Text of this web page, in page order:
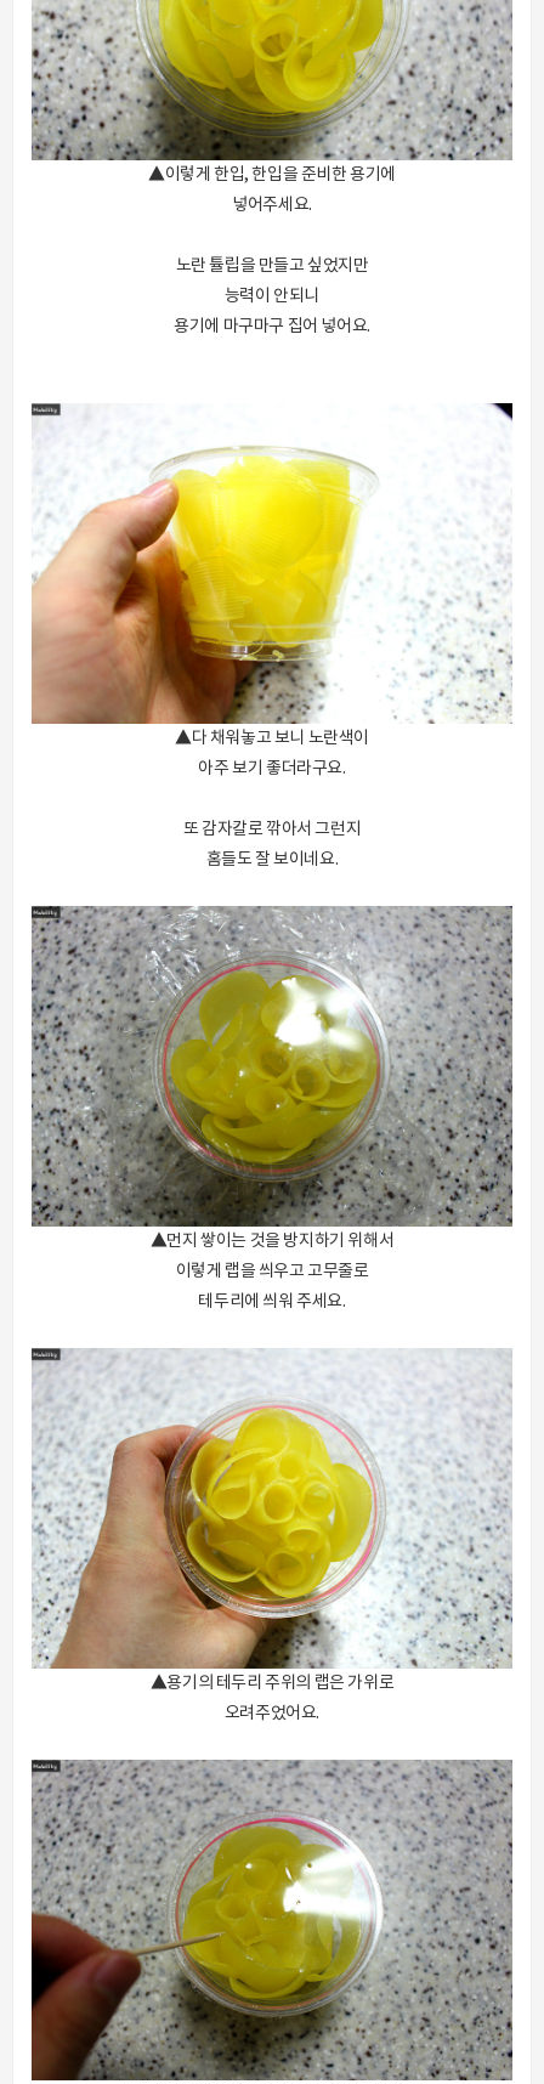
▲이렇게 한입, 한입을 준비한 용기에
넣어주세요.
노란 튤립을 만들고 싶었지만
능력이 안되니
용기에 마구마구 집어 넣어요.
▲다 채워놓고 보니 노란색이
아주 보기 좋더라구요.
또 감자칼로 깎아서 그런지
홈들도 잘 보이네요.
▲먼지 쌓이는 것을 방지하기 위해서
이렇게 랩을 씌우고 고무줄로
테두리에 씌워 주세요.
▲용기의 테두리 주위의 랩은 가위로
오려주었어요.